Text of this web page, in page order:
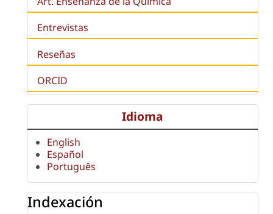
Entrevistas
Reseñas
ORCID
Idioma
English
Español
Português
Indexación